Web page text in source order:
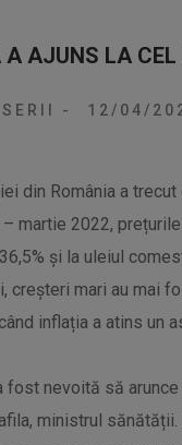
AJUNS LA
- 12/04/
din România a
martie 2022,
și la uleiul
creșteri mari au mai
inflația a atins un
fost nevoită să
ministrul